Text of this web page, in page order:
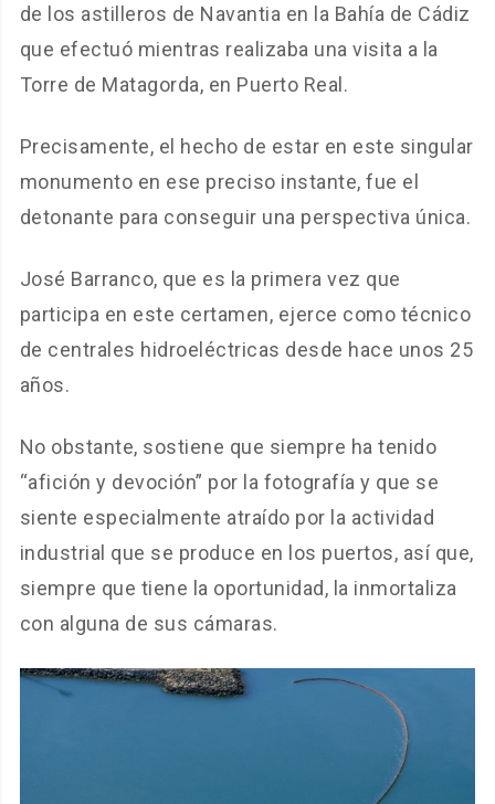
de los astilleros de Navantia en la Bahía de Cádiz
que efectuó mientras realizaba una visita a la
Torre de Matagorda, en Puerto Real.
Precisamente, el hecho de estar en este singular
monumento en ese preciso instante, fue el
detonante para conseguir una perspectiva única.
José Barranco, que es la primera vez que
participa en este certamen, ejerce como técnico
de centrales hidroeléctricas desde hace unos 25
años.
No obstante, sostiene que siempre ha tenido
“afición y devoción” por la fotografía y que se
siente especialmente atraído por la actividad
industrial que se produce en los puertos, así que,
siempre que tiene la oportunidad, la inmortaliza
con alguna de sus cámaras.